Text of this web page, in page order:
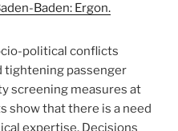
Baden: Ergon.
political conflicts
tightening passenger
screening measures at
show that there is a need
expertise. Decisions